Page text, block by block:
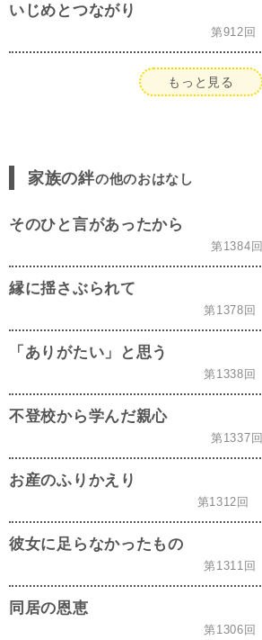
いじめとつながり
第912回
もっと見る
家族の絆の他のおはなし
そのひと言があったから
第1384回
縁に揺さぶられて
第1378回
「ありがたい」と思う
第1338回
不登校から学んだ親心
第1337回
お産のふりかえり
第1312回
彼女に足らなかったもの
第1311回
同居の恩恵
第1306回